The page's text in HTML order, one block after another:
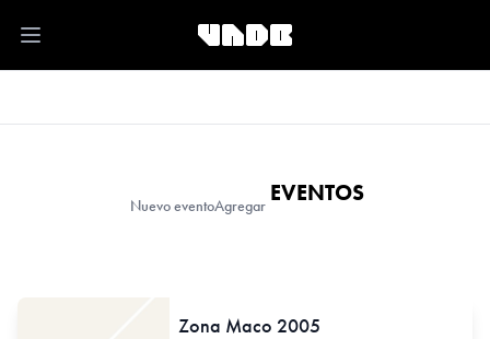
Open main menu
Nuevo eventoAgregar EVENTOS
Zona Maco 2005